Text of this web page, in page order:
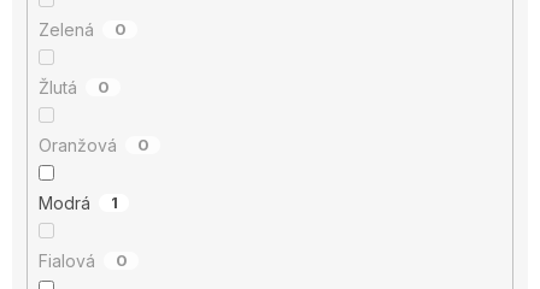
Zelená 0
Žlutá 0
Oranžová 0
Modrá 1
Fialová 0